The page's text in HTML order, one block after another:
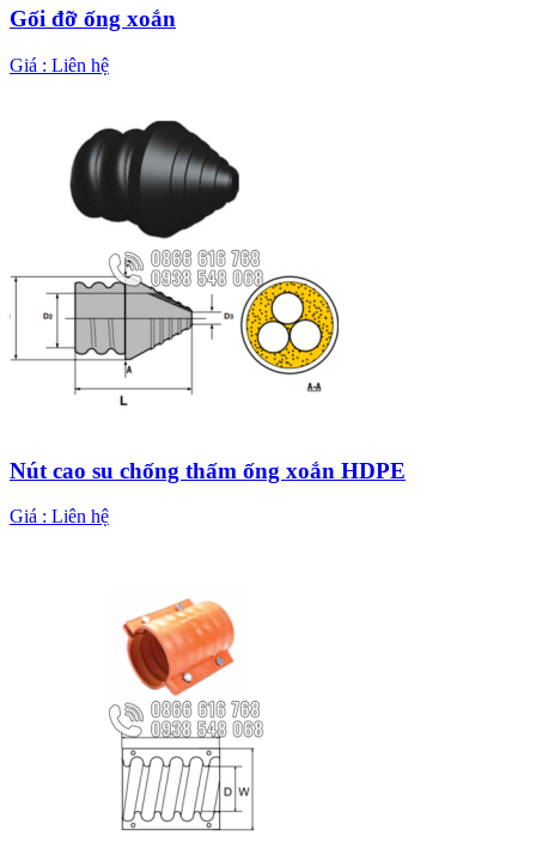
Gối đỡ ống xoắn
Giá : Liên hệ
Nút cao su chống thấm ống xoắn HDPE
Giá : Liên hệ